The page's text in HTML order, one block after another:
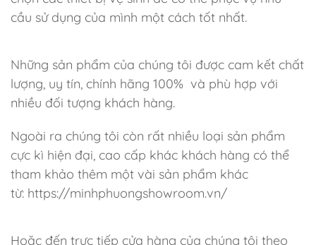
cầu sử dụng của mình một cách tốt nhất.
Những sản phẩm của chúng tôi được cam kết chất
lượng, uy tín, chính hãng 100% và phù hợp với
nhiều đối tượng khách hàng.
Ngoài ra chúng tôi còn rất nhiều loại sản phẩm
cực kì hiện đại, cao cấp khác khách hàng có thể
tham khảo thêm một vài sản phẩm khác
từ: https://minhphuongshowroom.vn/
Hoặc đến trực tiếp cửa hàng của chúng tôi theo